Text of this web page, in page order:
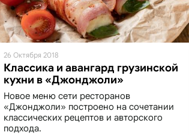
26 Октября 2018
Классика и авангард грузинской
кухни в «Джонджоли»
Новое меню сети ресторанов
«Джонджоли» построено на сочетании
классических рецептов и авторского
подхода.